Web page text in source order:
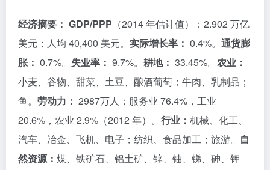
经济摘要： GDP/PPP （2014 年估计值）：2.902 万亿
美元；人均 40,400 美元。 实际增长率： 0.4%。 通货膨
胀： 0.7%。 失业率： 9.7%。 耕地： 33.45%。 农业：
小麦、谷物、甜菜、土豆、酿酒葡萄；牛肉、乳制品；
鱼。 劳动力： 2987万人；服务业 76.4%，工业
20.6%，农业 2.9%（2012 年）。 行业： 机械、化工、
汽车、冶金、飞机、电子；纺织、食品加工；旅游。 自
然资源： 煤、铁矿石、铝土矿、锌、铀、锑、砷、钾